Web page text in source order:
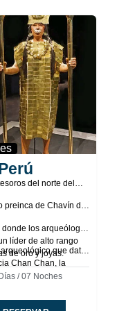
del norte del
preinca de Chavín de
los arqueólogos
líder de alto rango
de oro y joyas.que data
Chan Chan, la
precolombina más
La enorme
que se hicieron
/ 07 Noches